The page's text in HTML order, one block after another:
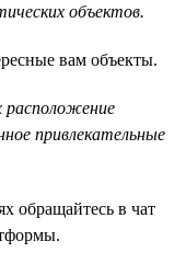
объектов.
вам объекты.
расположение
привлекательные
обращайтесь в чат